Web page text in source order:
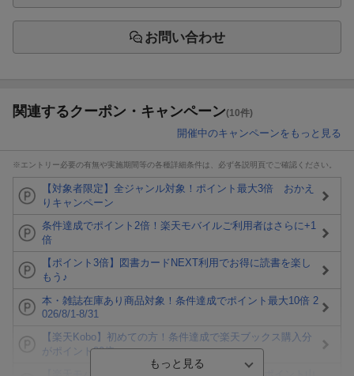
お問い合わせ
関連するクーポン・キャンペーン(10件)
開催中のキャンペーンをもっと見る
※エントリー必要の有無や実施期間等の各種詳細条件は、必ず各説明頁でご確認ください。
【対象者限定】全ジャンル対象！ポイント最大3倍 おかえ
りキャンペーン
条件達成でポイント2倍！楽天モバイルご利用者はさらに+1
倍
【ポイント3倍】図書カードNEXT利用でお得に読書を楽し
もう♪
本・雑誌在庫あり商品対象！条件達成でポイント最大10倍 2
026/8/1-8/31
【楽天Kobo】初めての方！条件達成で楽天ブックス購入分
がポイント20倍